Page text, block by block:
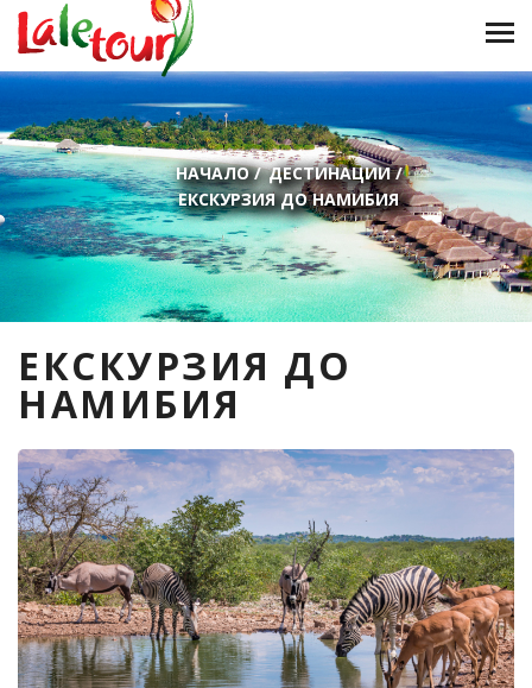
НАЧАЛО/ ДЕСТИНАЦИИ/
ЕКСКУРЗИЯ ДО НАМИБИЯ
ЕКСКУРЗИЯ ДО
НАМИБИЯ